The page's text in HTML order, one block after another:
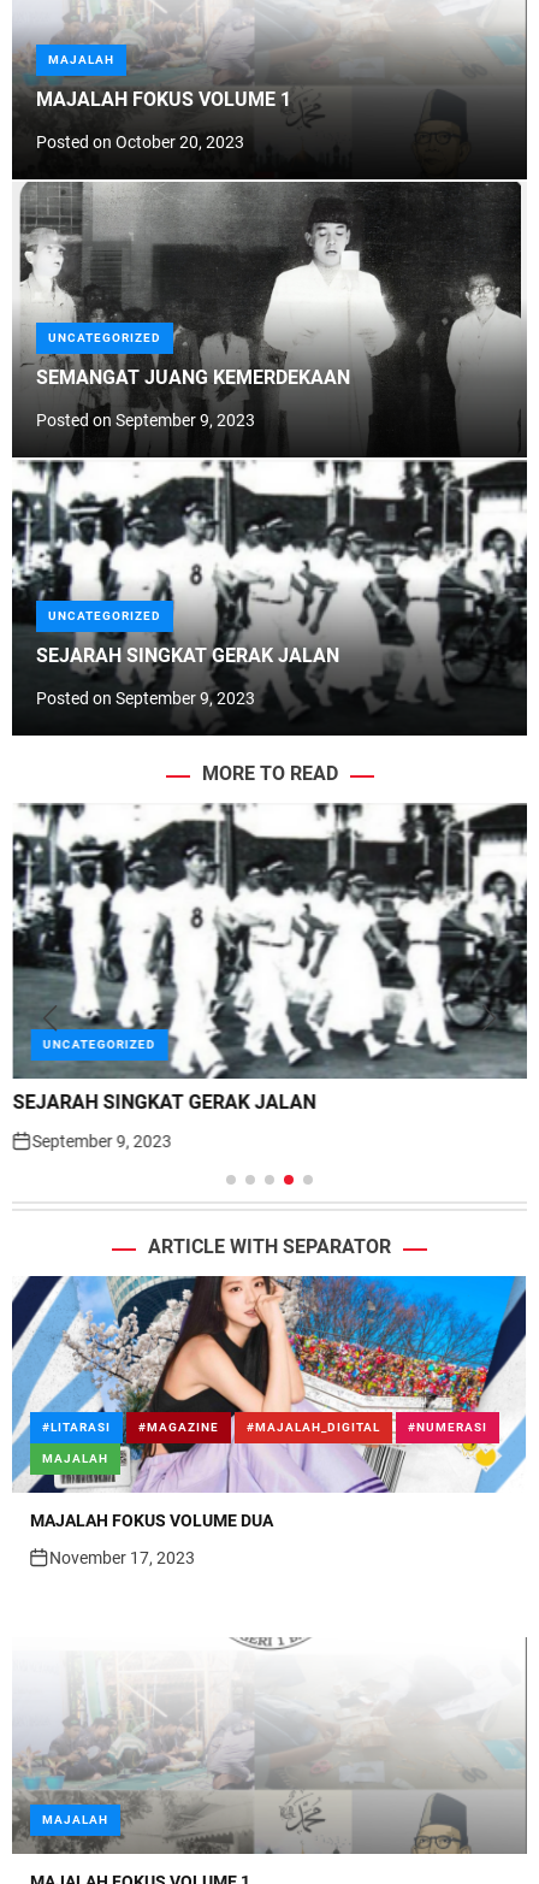
MAJALAH
MAJALAH FOKUS VOLUME 1
Posted on October 20, 2023
UNCATEGORIZED
SEMANGAT JUANG KEMERDEKAAN
Posted on September 9, 2023
UNCATEGORIZED
SEJARAH SINGKAT GERAK JALAN
Posted on September 9, 2023
MORE TO READ
UNCATEGORIZED
SEJARAH SINGKAT GERAK JALAN
September 9, 2023
ARTICLE WITH SEPARATOR
#LITARASI #MAGAZINE #MAJALAH_DIGITAL #NUMERASI
MAJALAH
MAJALAH FOKUS VOLUME DUA
November 17, 2023
MAJALAH